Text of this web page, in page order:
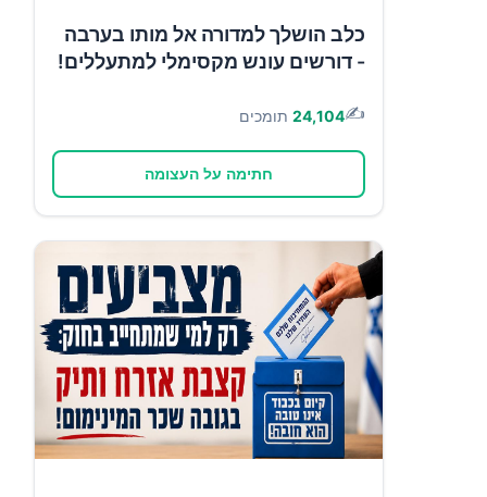
כלב הושלך למדורה אל מותו בערבה
- דורשים עונש מקסימלי למתעללים!
✍️
24,104 תומכים
חתימה על העצומה